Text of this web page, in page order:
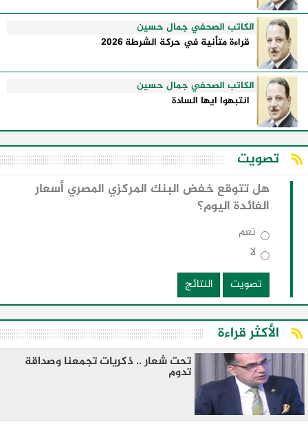
الكاتب الصحفي جمال حسين
قراءة متأنية في حركة الشرطة 2026
الكاتب الصحفي جمال حسين
انتبهوا ايها السادة
تصويت
هل تتوقع خفض البنك المركزي المصري أسعار
الفائدة اليوم؟
نعم
لا
تصويت
النتائج
الأكثر قراءة
تحت شعار .. ذكريات تجمعنا وصداقة
تدوم